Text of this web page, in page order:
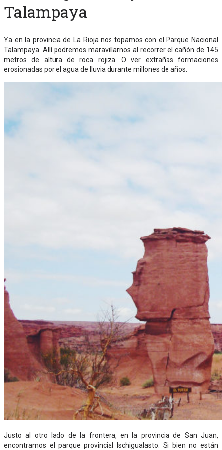
Talampaya
Ya en la provincia de La Rioja nos topamos con el Parque Nacional
Talampaya. Allí podremos maravillarnos al recorrer el cañón de 145
metros de altura de roca rojiza. O ver extrañas formaciones
erosionadas por el agua de lluvia durante millones de años.
Justo al otro lado de la frontera, en la provincia de San Juan,
encontramos el parque provincial Ischigualasto. Si bien no están